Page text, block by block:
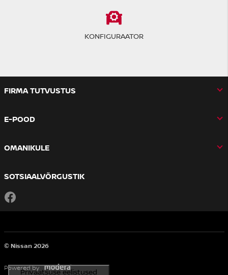
KONFIGURAATOR
FIRMA TUTVUSTUS
E-POOD
OMANIKULE
SOTSIAALVÕRGUSTIK
© Nissan 2026
Powered by